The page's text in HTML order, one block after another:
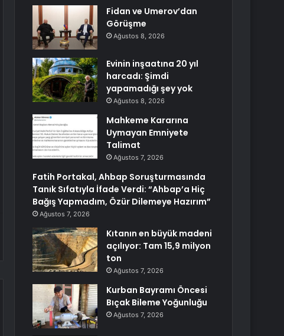
Fidan ve Umerov’dan
Görüşme
Ağustos 8, 2026
Evinin inşaatına 20 yıl
harcadı: Şimdi
yapamadığı şey yok
Ağustos 8, 2026
Mahkeme Kararına
Uymayan Emniyete
Talimat
Ağustos 7, 2026
Fatih Portakal, Ahbap Soruşturmasında
Tanık Sıfatıyla İfade Verdi: “Ahbap’a Hiç
Bağış Yapmadım, Özür Dilemeye Hazırım”
Ağustos 7, 2026
Kıtanın en büyük madeni
açılıyor: Tam 15,9 milyon
ton
Ağustos 7, 2026
Kurban Bayramı Öncesi
Bıçak Bileme Yoğunluğu
Ağustos 7, 2026